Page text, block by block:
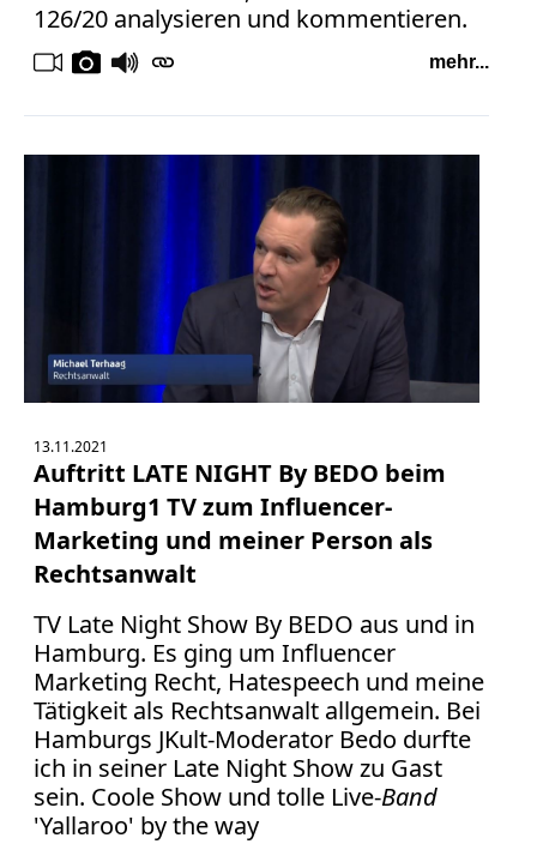
126/20 analysieren und kommentieren.
mehr...
13.11.2021
Auftritt LATE NIGHT By BEDO beim
Hamburg1 TV zum Influencer-
Marketing und meiner Person als
Rechtsanwalt
TV Late Night Show By BEDO aus und in
Hamburg. Es ging um Influencer
Marketing Recht, Hatespeech und meine
Tätigkeit als Rechtsanwalt allgemein. Bei
Hamburgs JKult-Moderator Bedo durfte
ich in seiner Late Night Show zu Gast
sein. Coole Show und tolle Live-Band
'Yallaroo' by the way